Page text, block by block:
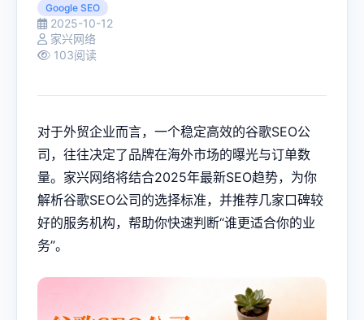
Google SEO
2025-10-12
家兴网络
103阅读
对于外贸企业而言，一个稳定高效的谷歌SEO公
司，往往决定了品牌在海外市场的曝光与订单数
量。家兴网络将结合2025年最新SEO趋势，为你
解析谷歌SEO公司的选择标准，并推荐几家口碑较
好的服务机构，帮助你快速判断“谁更适合你的业
务”。